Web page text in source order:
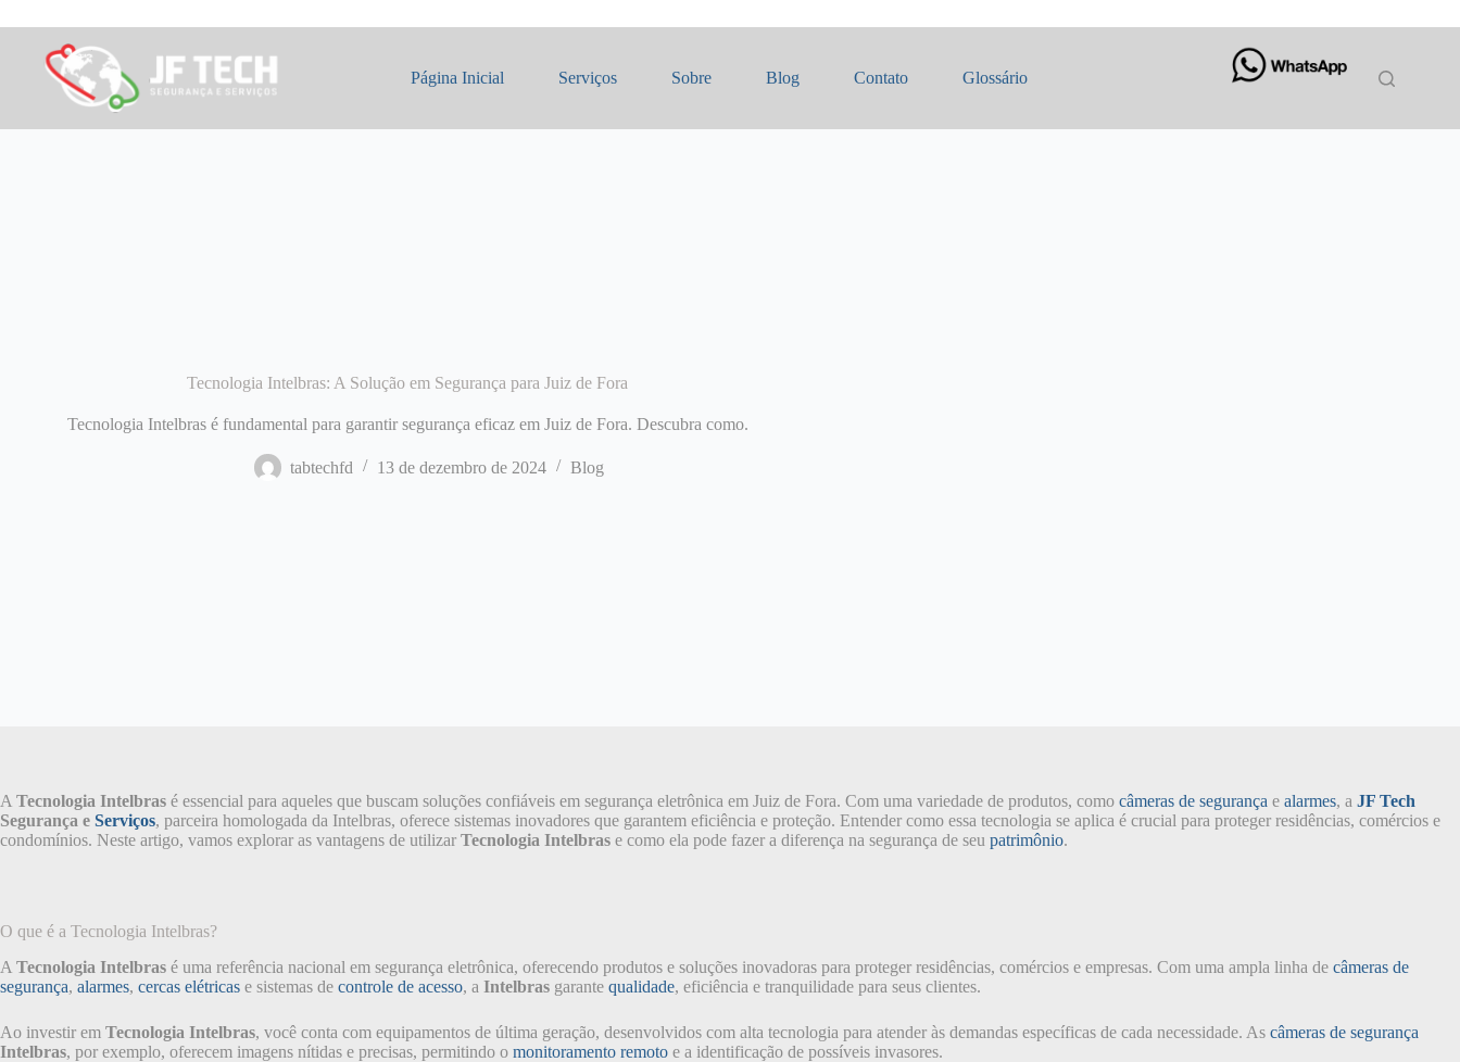
para
conteúdo
Página Inicial Serviços Sobre Blog Contato Glossário
Tecnologia Intelbras: A Solução em Segurança para Juiz de Fora
Tecnologia Intelbras é fundamental para garantir segurança eficaz em Juiz de Fora. Descubra como.
tabtechfd 13 de dezembro de 2024 Blog
A Tecnologia Intelbras é essencial para aqueles que buscam soluções confiáveis em segurança eletrônica em Juiz de Fora. Com uma variedade de produtos, como câmeras de segurança e alarmes, a JF Tech
Segurança e Serviços, parceira homologada da Intelbras, oferece sistemas inovadores que garantem eficiência e proteção. Entender como essa tecnologia se aplica é crucial para proteger residências, comércios e
condomínios. Neste artigo, vamos explorar as vantagens de utilizar Tecnologia Intelbras e como ela pode fazer a diferença na segurança de seu patrimônio.
O que é a Tecnologia Intelbras?
A Tecnologia Intelbras é uma referência nacional em segurança eletrônica, oferecendo produtos e soluções inovadoras para proteger residências, comércios e empresas. Com uma ampla linha de câmeras de
segurança, alarmes, cercas elétricas e sistemas de controle de acesso, a Intelbras garante qualidade, eficiência e tranquilidade para seus clientes.
Ao investir em Tecnologia Intelbras, você conta com equipamentos de última geração, desenvolvidos com alta tecnologia para atender às demandas específicas de cada necessidade. As câmeras de segurança
Intelbras, por exemplo, oferecem imagens nítidas e precisas, permitindo o monitoramento remoto e a identificação de possíveis invasores.